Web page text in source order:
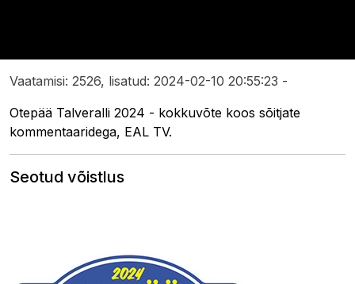
Vaatamisi: 2526, lisatud: 2024-02-10 20:55:23 -
Otepää Talveralli 2024 - kokkuvõte koos sõitjate
kommentaaridega, EAL TV.
Seotud võistlus